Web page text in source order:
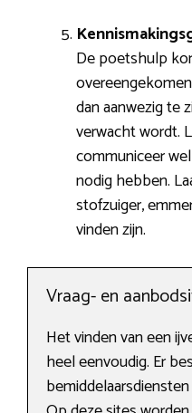
De poetshulp
dan aanwezig te
verwacht wordt.
communiceer
nodig hebben.
stofzuiger,
vinden zijn.
Vraag- en
Het vinden van een
heel eenvoudig. Er